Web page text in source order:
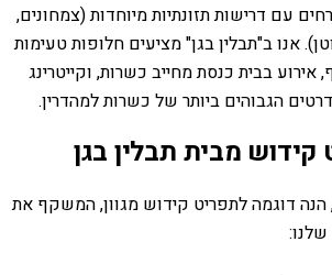
עם דרישות תזונתיות מיוחדות (צמחונים,
אנו ב"תבלין בגן" מציעים חלופות טעימות
אירוע בבית כנסת מחייב כשרות, וקייטרינג
הגבוהים ביותר של כשרות למהדרין.
מבית תבלין בגן
דוגמה לתפריט קידוש מגוון, המשקף את